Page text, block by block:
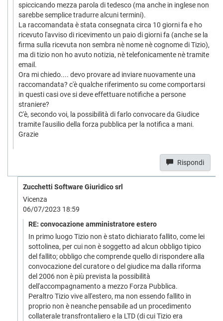
spiccicando mezza parola di tedesco (ma anche in inglese non
sarebbe semplice tradurre alcuni termini).
La raccomandata è stata consegnata circa 10 giorni fa e ho
ricevuto l'avviso di ricevimento un paio di giorni fa (anche se la
firma sulla ricevuta non sembra nè nome nè cognome di Tizio),
ma di tizio non ho avuto notizia, nè telefonicamente nè tramite
email.
Ora mi chiedo.... devo provare ad inviare nuovamente una
raccomandata? c'è qualche riferimento su come comportarsi
in questi casi ove si deve effettuare notifiche a persone
straniere?
C'è, secondo voi, la possibilità di farlo convocare da Giudice
tramite l'ausilio della forza pubblica per la notifica a mani.
Grazie
Rispondi
Zucchetti Software Giuridico srl
Vicenza
06/07/2023 18:59
RE: convocazione amministratore estero
In primo luogo Tizio non è stato dichiarato fallito, come lei
sottolinea, per cui non è soggetto ad alcun obbligo tipico
del fallito; obbligo che comprende quello di rispondere alla
convocazione del curatore o del giudice ma dalla riforma
del 2006 non è più prevista la possibilità
dell'accompagnamento a mezzo Forza Pubblica.
Peraltro Tizio vive all'estero, ma non essendo fallito in
proprio non è neanche pensabile ad un procedimento
collaterale transfrontaliero e la LTD (di cui Tizio era